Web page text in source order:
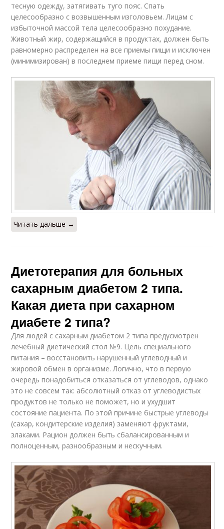
тесную одежду, затягивать туго пояс. Спать
целесообразно с возвышенным изголовьем. Лицам с
избыточной массой тела целесообразно похудание.
Животный жир, содержащийся в продуктах, должен быть
равномерно распределен на все приемы пищи и исключен
(минимизирован) в последнем приеме пищи перед сном.
Читать дальше →
Диетотерапия для больных
сахарным диабетом 2 типа.
Какая диета при сахарном
диабете 2 типа?
Для людей с сахарным диабетом 2 типа предусмотрен
лечебный диетический стол №9. Цель специального
питания – восстановить нарушенный углеводный и
жировой обмен в организме. Логично, что в первую
очередь понадобиться отказаться от углеводов, однако
это не совсем так: абсолютный отказ от углеводистых
продуктов не только не поможет, но и ухудшит
состояние пациента. По этой причине быстрые углеводы
(сахар, кондитерские изделия) заменяют фруктами,
злаками. Рацион должен быть сбалансированным и
полноценным, разнообразным и нескучным.